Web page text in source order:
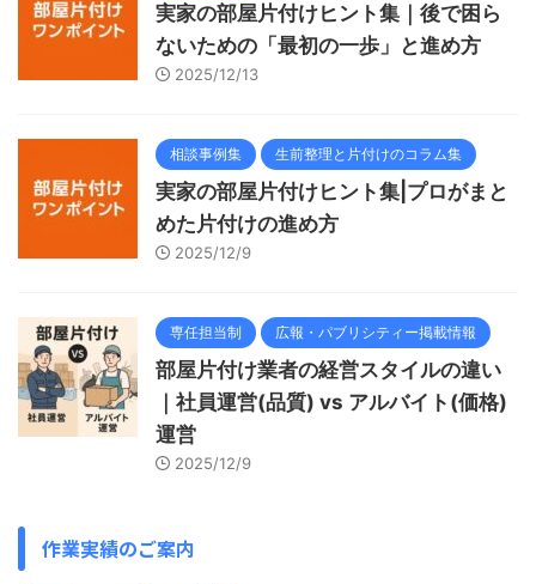
実家の部屋片付けヒント集｜後で困ら
ないための「最初の一歩」と進め方
2025/12/13
相談事例集 生前整理と片付けのコラム集
実家の部屋片付けヒント集|プロがまと
めた片付けの進め方
2025/12/9
専任担当制 広報・パブリシティー掲載情報
部屋片付け業者の経営スタイルの違い
｜社員運営(品質) vs アルバイト(価格)
運営
2025/12/9
作業実績のご案内